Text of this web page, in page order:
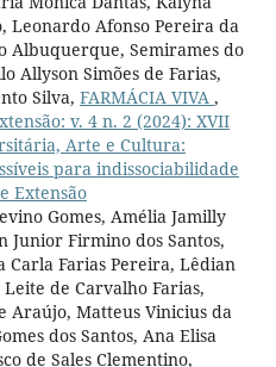
Leonardo Afonso Pereira da
Albuquerque, Semirames do
Allyson Simões de Farias,
Silva, FARMÁCIA VIVA ,
v. 4 n. 2 (2024): XVII
Arte e Cultura:
para indissociabilidade
Extensão
Gomes, Amélia Jamilly
Junior Firmino dos Santos,
Farias Pereira, Lêdian
de Carvalho Farias,
Araújo, Matteus Vinicius da
dos Santos, Ana Elisa
de Sales Clementino,